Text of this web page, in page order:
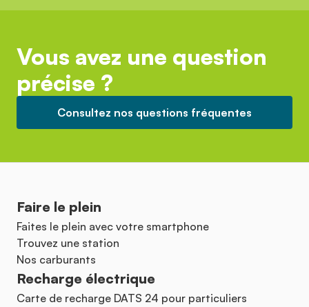
Vous avez une question
précise ?
Consultez nos questions fréquentes
Faire le plein
Faites le plein avec votre smartphone
Trouvez une station
Nos carburants
Recharge électrique
Carte de recharge DATS 24 pour particuliers